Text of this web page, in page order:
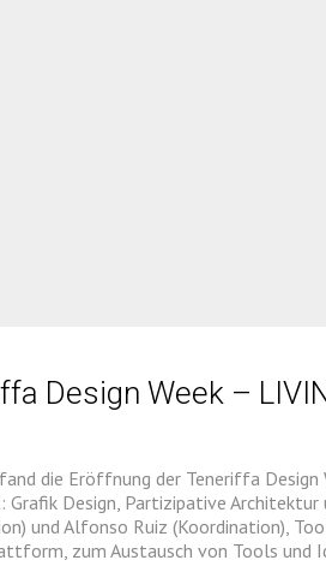
Design Week –
die Eröffnung der Teneriffa
Grafik Design, Partizipative
und Alfonso Ruiz (Koordination),
zum Austausch von Tools und